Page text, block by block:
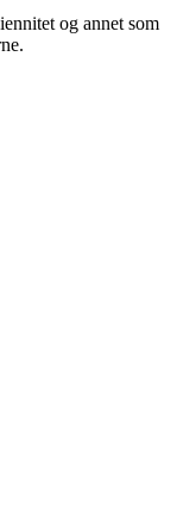
og annet som